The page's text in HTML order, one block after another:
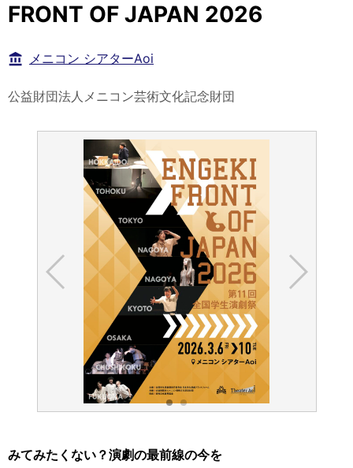
FRONT OF JAPAN 2026
メニコン シアターAoi
公益財団法人メニコン芸術文化記念財団
みてみたくない？演劇の最前線の今を